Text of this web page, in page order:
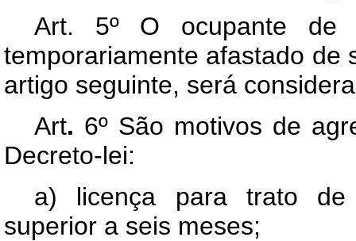
Art. 5º O ocupante de
temporariamente afastado de
artigo seguinte, será
Art. 6º São motivos de
Decreto-lei:
a) licença para trato de
superior a seis meses;